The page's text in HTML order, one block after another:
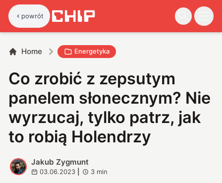
powrót
Home Energetyka
Co zrobić z zepsutym
panelem słonecznym? Nie
wyrzucaj, tylko patrz, jak
to robią Holendrzy
J
Jakub Zygmunt
03.06.2023 3 min